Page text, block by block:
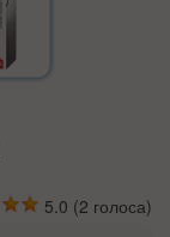
5.0 (2 голоса)